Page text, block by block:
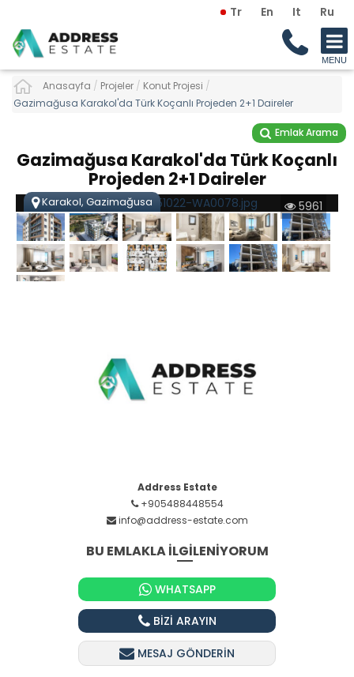
Tr En It Ru
Anasayfa / Projeler / Konut Projesi /
Gazimağusa Karakol'da Türk Koçanlı Projeden 2+1 Daireler
Emlak Arama
Gazimağusa Karakol'da Türk Koçanlı
Projeden 2+1 Daireler
5961
Karakol, Gazimağusa
Address Estate
+905488448554
info@address-estate.com
BU EMLAKLA İLGİLENİYORUM
WHATSAPP
BİZİ ARAYIN
MESAJ GÖNDERİN